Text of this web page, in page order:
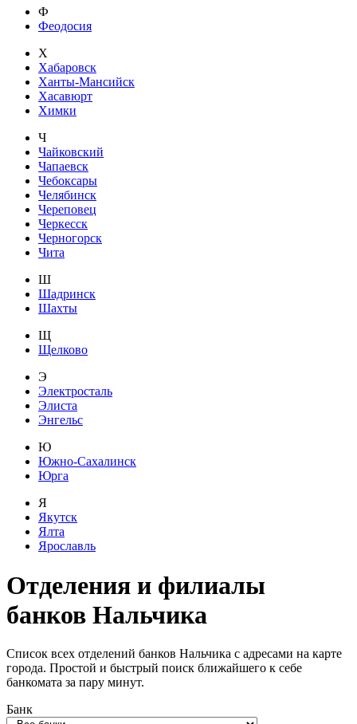
Ф
Феодосия
Х
Хабаровск
Ханты-Мансийск
Хасавюрт
Химки
Ч
Чайковский
Чапаевск
Чебоксары
Челябинск
Череповец
Черкесск
Черногорск
Чита
Ш
Шадринск
Шахты
Щ
Щелково
Э
Электросталь
Элиста
Энгельс
Ю
Южно-Сахалинск
Юрга
Я
Якутск
Ялта
Ярославль
Отделения и филиалы
банков Нальчика
Список всех отделений банков Нальчика с адресами на карте
города. Простой и быстрый поиск ближайшего к себе
банкомата за пару минут.
Банк